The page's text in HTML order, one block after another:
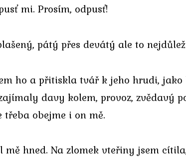
mi. Prosím, odpusť!
pátý přes devátý ale to
ho a přitiskla tvář k jeho hrudi,
davy kolem, provoz, zvědavý
třeba obejme i on mě.
mě hned. Na zlomek vteřiny jsem